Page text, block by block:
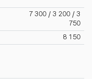
7 300 / 3 200 / 3
750
8 150